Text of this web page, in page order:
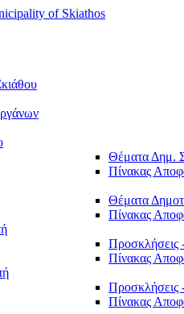
Θέματα Δημ.
Πίνακας
Θέματα
Πίνακας
Προσκλήσεις
Πίνακας
Προσκλήσεις
Πίνακας